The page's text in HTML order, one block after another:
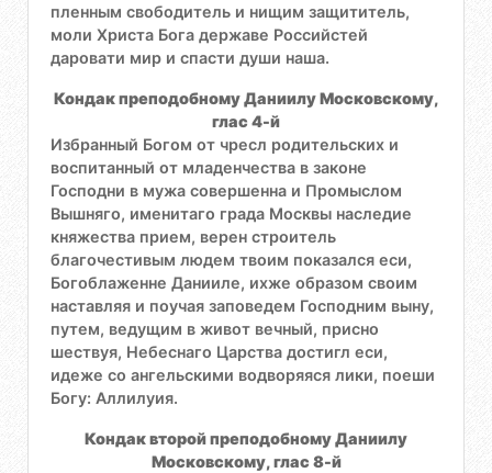
пленным свободитель и нищим защититель,
моли Христа Бога державе Российстей
даровати мир и спасти души наша.
Кондак преподобному Даниилу Московскому,
глас 4-й
Избранный Богом от чресл родительских и
воспитанный от младенчества в законе
Господни в мужа совершенна и Промыслом
Вышняго, именитаго града Москвы наследие
княжества прием, верен строитель
благочестивым людем твоим показался еси,
Богоблаженне Данииле, ихже образом своим
наставляя и поучая заповедем Господним выну,
путем, ведущим в живот вечный, присно
шествуя, Небеснаго Царства достигл еси,
идеже со ангельскими водворяяся лики, поеши
Богу: Аллилуия.
Кондак второй преподобному Даниилу
Московскому, глас 8-й